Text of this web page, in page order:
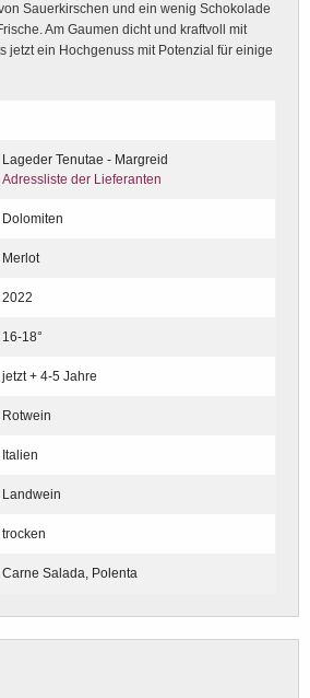
Sauerkirschen und ein wenig Schokolade
Am Gaumen dicht und kraftvoll mit
jetzt ein Hochgenuss mit Potenzial für einige
Lageder Tenutae - Margreid
Adressliste der Lieferanten
Dolomiten
Merlot
2022
16-18°
jetzt + 4-5 Jahre
Rotwein
Italien
Landwein
trocken
Carne Salada, Polenta